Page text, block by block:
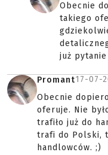
Obecnie
takiego
już
Promant17-07-
Obecnie
oferuje. Nie
trafiło już do
trafi do Polski,
handlowców. ;)